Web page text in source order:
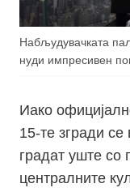
Набљудувачката
нуди импресивен
Иако
15-те згради
градат уште со
централните